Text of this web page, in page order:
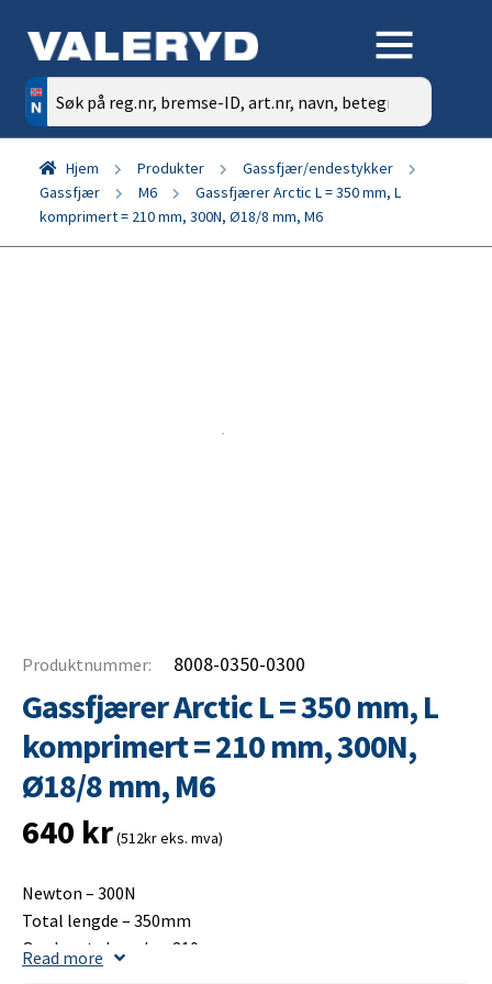
Søk
etter:
Hjem Produkter
Gassfjær/endestykker
Gassfjær
M6
Gassfjærer Arctic L = 350 mm, L
komprimert = 210 mm, 300N, Ø18/8 mm, M6
Produktnummer: 8008-0350-0300
Gassfjærer Arctic L = 350 mm, L
komprimert = 210 mm, 300N,
Ø18/8 mm, M6
640 kr(512kr eks. mva)
Newton – 300N
Total lengde – 350mm
Opplagets lengde – 210mm
Read more